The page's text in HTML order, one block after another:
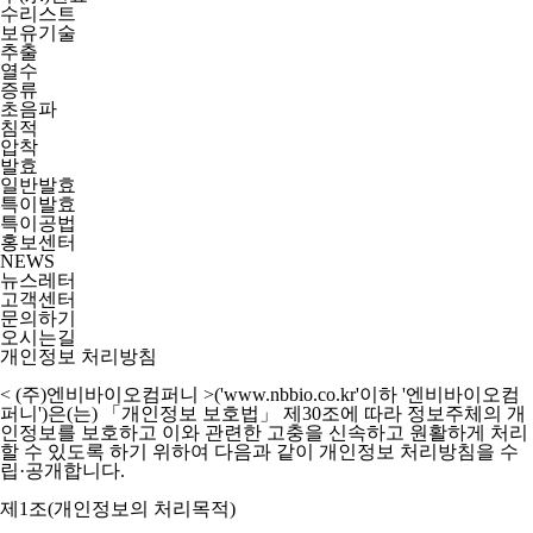
수리스트
보유기술
추출
열수
증류
초음파
침적
압착
발효
일반발효
특이발효
특이공법
홍보센터
NEWS
뉴스레터
고객센터
문의하기
오시는길
개인정보 처리방침
< (주)엔비바이오컴퍼니 >('www.nbbio.co.kr'이하 '엔비바이오컴
퍼니')은(는) 「개인정보 보호법」 제30조에 따라 정보주체의 개
인정보를 보호하고 이와 관련한 고충을 신속하고 원활하게 처리
할 수 있도록 하기 위하여 다음과 같이 개인정보 처리방침을 수
립·공개합니다.
제1조(개인정보의 처리목적)